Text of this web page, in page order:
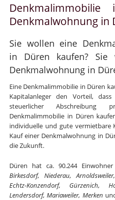
Denkmalwohnung in
Sie wollen eine
in Düren kaufen? Sie
Denkmalwohnung in
Eine Denkmalimmobilie in Düren
Kapitalanleger den Vorteil,
steuerlicher Abschreibung
Denkmalimmobilie in Düren
individuelle und gute vermietbare
Kauf einer Denkmalwohnung in
die Zukunft.
Düren hat ca. 90.244
Birkesdorf, Niederau,
Echtz-Konzendorf, Gürzenich,
Lendersdorf, Mariaweiler, Merken